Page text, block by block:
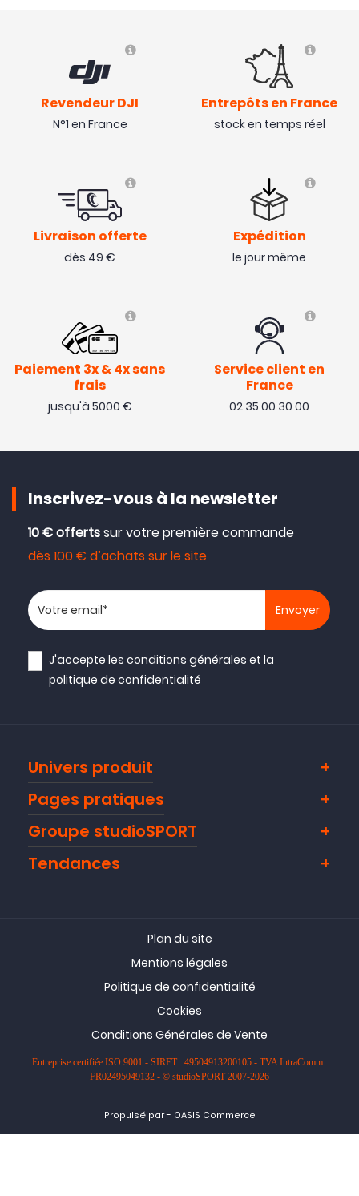
Revendeur DJI
N°1 en France
Entrepôts en France
stock en temps réel
Livraison offerte
dès 49 €
Expédition
le jour même
Paiement 3x & 4x sans
frais
jusqu'à 5000 €
Service client en
France
02 35 00 30 00
Inscrivez-vous à la newsletter
10 € offertssur votre première commande
dès 100 € d’achats sur le site
Votre adresse email
J'accepte lesconditions générales et la
politique de confidentialité
Univers produit
Pages pratiques
Groupe studioSPORT
Tendances
Plan du site
Mentions légales
Politique de confidentialité
Cookies
Conditions Générales de Vente
Entreprise certifiée ISO 9001 - SIRET : 49504913200105 - TVA IntraComm :
FR02495049132 - © studioSPORT 2007-2026
Propulsé par- OASIS Commerce